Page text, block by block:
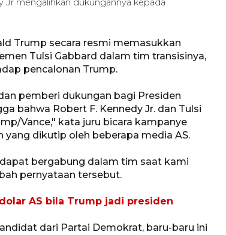
Jr mengalihkan dukungannya kepada
Trump secara resmi memasukkan
Tulsi Gabbard dalam tim transisinya,
pencalonan Trump.
pemberi dukungan bagi Presiden
bahwa Robert F. Kennedy Jr. dan Tulsi
Vance," kata juru bicara kampanye
yang dikutip oleh beberapa media AS.
bergabung dalam tim saat kami
pernyataan tersebut.
AS bila Trump jadi presiden
dari Partai Demokrat, baru-baru ini